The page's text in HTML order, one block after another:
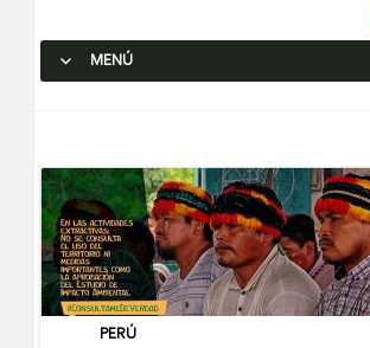
MENÚ
PERÚ